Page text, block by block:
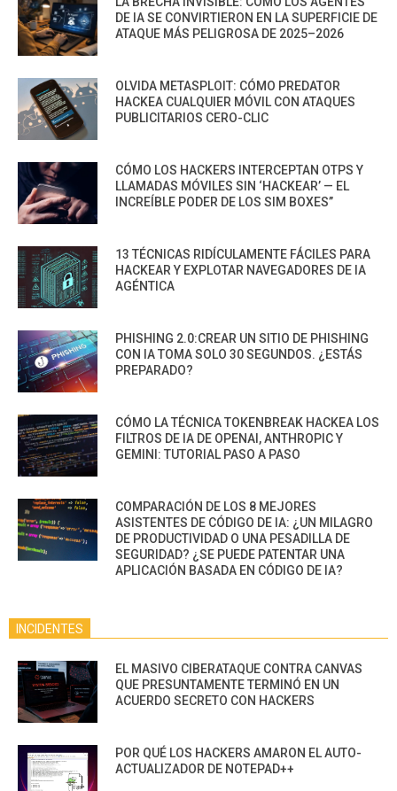
DE IA SE CONVIRTIERON EN LA SUPERFICIE DE
ATAQUE MÁS PELIGROSA DE 2025–2026
OLVIDA METASPLOIT: CÓMO PREDATOR
HACKEA CUALQUIER MÓVIL CON ATAQUES
PUBLICITARIOS CERO-CLIC
CÓMO LOS HACKERS INTERCEPTAN OTPS Y
LLAMADAS MÓVILES SIN ‘HACKEAR’ — EL
INCREÍBLE PODER DE LOS SIM BOXES”
13 TÉCNICAS RIDÍCULAMENTE FÁCILES PARA
HACKEAR Y EXPLOTAR NAVEGADORES DE IA
AGÉNTICA
PHISHING 2.0:CREAR UN SITIO DE PHISHING
CON IA TOMA SOLO 30 SEGUNDOS. ¿ESTÁS
PREPARADO?
CÓMO LA TÉCNICA TOKENBREAK HACKEA LOS
FILTROS DE IA DE OPENAI, ANTHROPIC Y
GEMINI: TUTORIAL PASO A PASO
COMPARACIÓN DE LOS 8 MEJORES
ASISTENTES DE CÓDIGO DE IA: ¿UN MILAGRO
DE PRODUCTIVIDAD O UNA PESADILLA DE
SEGURIDAD? ¿SE PUEDE PATENTAR UNA
APLICACIÓN BASADA EN CÓDIGO DE IA?
INCIDENTES
EL MASIVO CIBERATAQUE CONTRA CANVAS
QUE PRESUNTAMENTE TERMINÓ EN UN
ACUERDO SECRETO CON HACKERS
POR QUÉ LOS HACKERS AMARON EL AUTO-
ACTUALIZADOR DE NOTEPAD++